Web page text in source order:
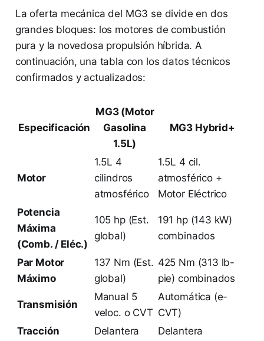
La oferta mecánica del MG3 se divide en dos
grandes bloques: los motores de combustión
pura y la novedosa propulsión híbrida. A
continuación, una tabla con los datos técnicos
confirmados y actualizados:
Especificación
MG3 (Motor
Gasolina
1.5L)
MG3 Hybrid+
Motor
1.5L 4
cilindros
atmosférico
1.5L 4 cil.
atmosférico +
Motor Eléctrico
Potencia
Máxima
(Comb. / Eléc.)
105 hp (Est.
global)
191 hp (143 kW)
combinados
Par Motor
Máximo
137 Nm (Est.
global)
425 Nm (313 lb-
pie) combinados
Transmisión
Manual 5
veloc. o CVT
Automática (e-
CVT)
Tracción
Delantera Delantera